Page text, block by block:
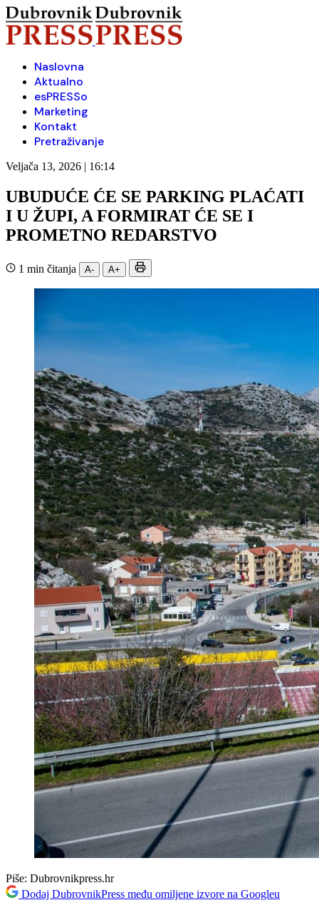
Naslovna
Aktualno
esPRESSo
Marketing
Kontakt
Pretraživanje
Veljača 13, 2026 | 16:14
UBUDUĆE ĆE SE PARKING PLAĆATI
I U ŽUPI, A FORMIRAT ĆE SE I
PROMETNO REDARSTVO
1 min čitanja A- A+
Piše: Dubrovnikpress.hr
Dodaj DubrovnikPress među omiljene izvore na Googleu